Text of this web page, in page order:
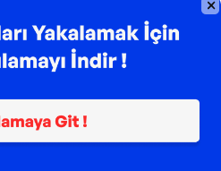
Yapı Kredi Yayınları Bir
Evlilikten Sahneler -
Yapı Kredi Yayınları
2
151,70TL
Sepette 147,15